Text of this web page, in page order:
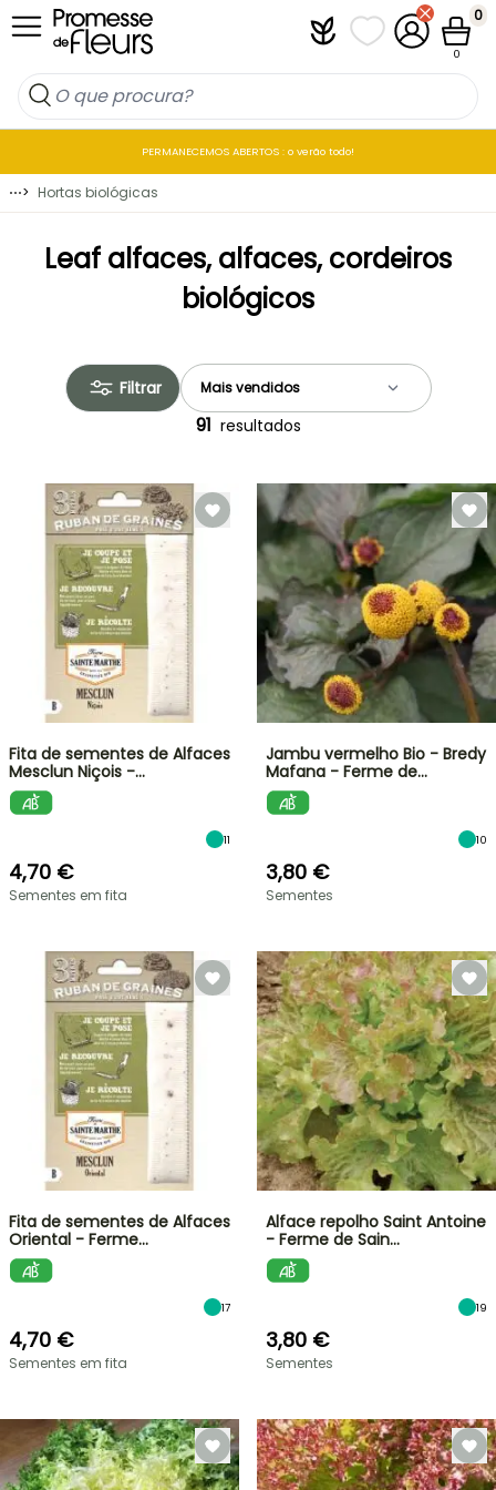
Ir para o Conteúdo PlantfitAs minhas listas
A minha
0
0
PERMANECEMOS ABERTOS : o verão todo!
⋯> Hortas biológicas
Leaf alfaces, alfaces, cordeiros
biológicos
Filtrar
91 resultados
Fita de sementes de Alfaces
Mesclun Niçois -…
11
4,70 €
Sementes em fita
Jambu vermelho Bio - Bredy
Mafana - Ferme de…
10
3,80 €
Sementes
Fita de sementes de Alfaces
Oriental - Ferme…
17
4,70 €
Sementes em fita
Alface repolho Saint Antoine
- Ferme de Sain…
19
3,80 €
Sementes